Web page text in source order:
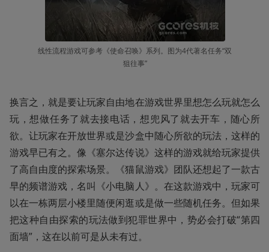
线性流程游戏可参考《使命召唤》系列。图为4代著名任务“双
狙往事”
换言之，就是要让玩家自由地在游戏世界里想怎么玩就怎么
玩，想做任务了就去接电话，想兜风了就去开车，随心所
欲。让玩家在开放世界或是沙盒中随心所欲的玩法，这样的
游戏早已有之。像《塞尔达传说》这样的游戏就给玩家提供
了高自由度的探索场景。《猫鼠游戏》团队还想起了一款古
早的频谱游戏，名叫《小电脑人》。在这款游戏中，玩家可
以在一栋两层小楼里随便闲逛或是做一些随机任务。但如果
把这种自由探索的玩法做到犯罪世界中，势必会打破“第四
面墙”，这在以前可是从未有过。